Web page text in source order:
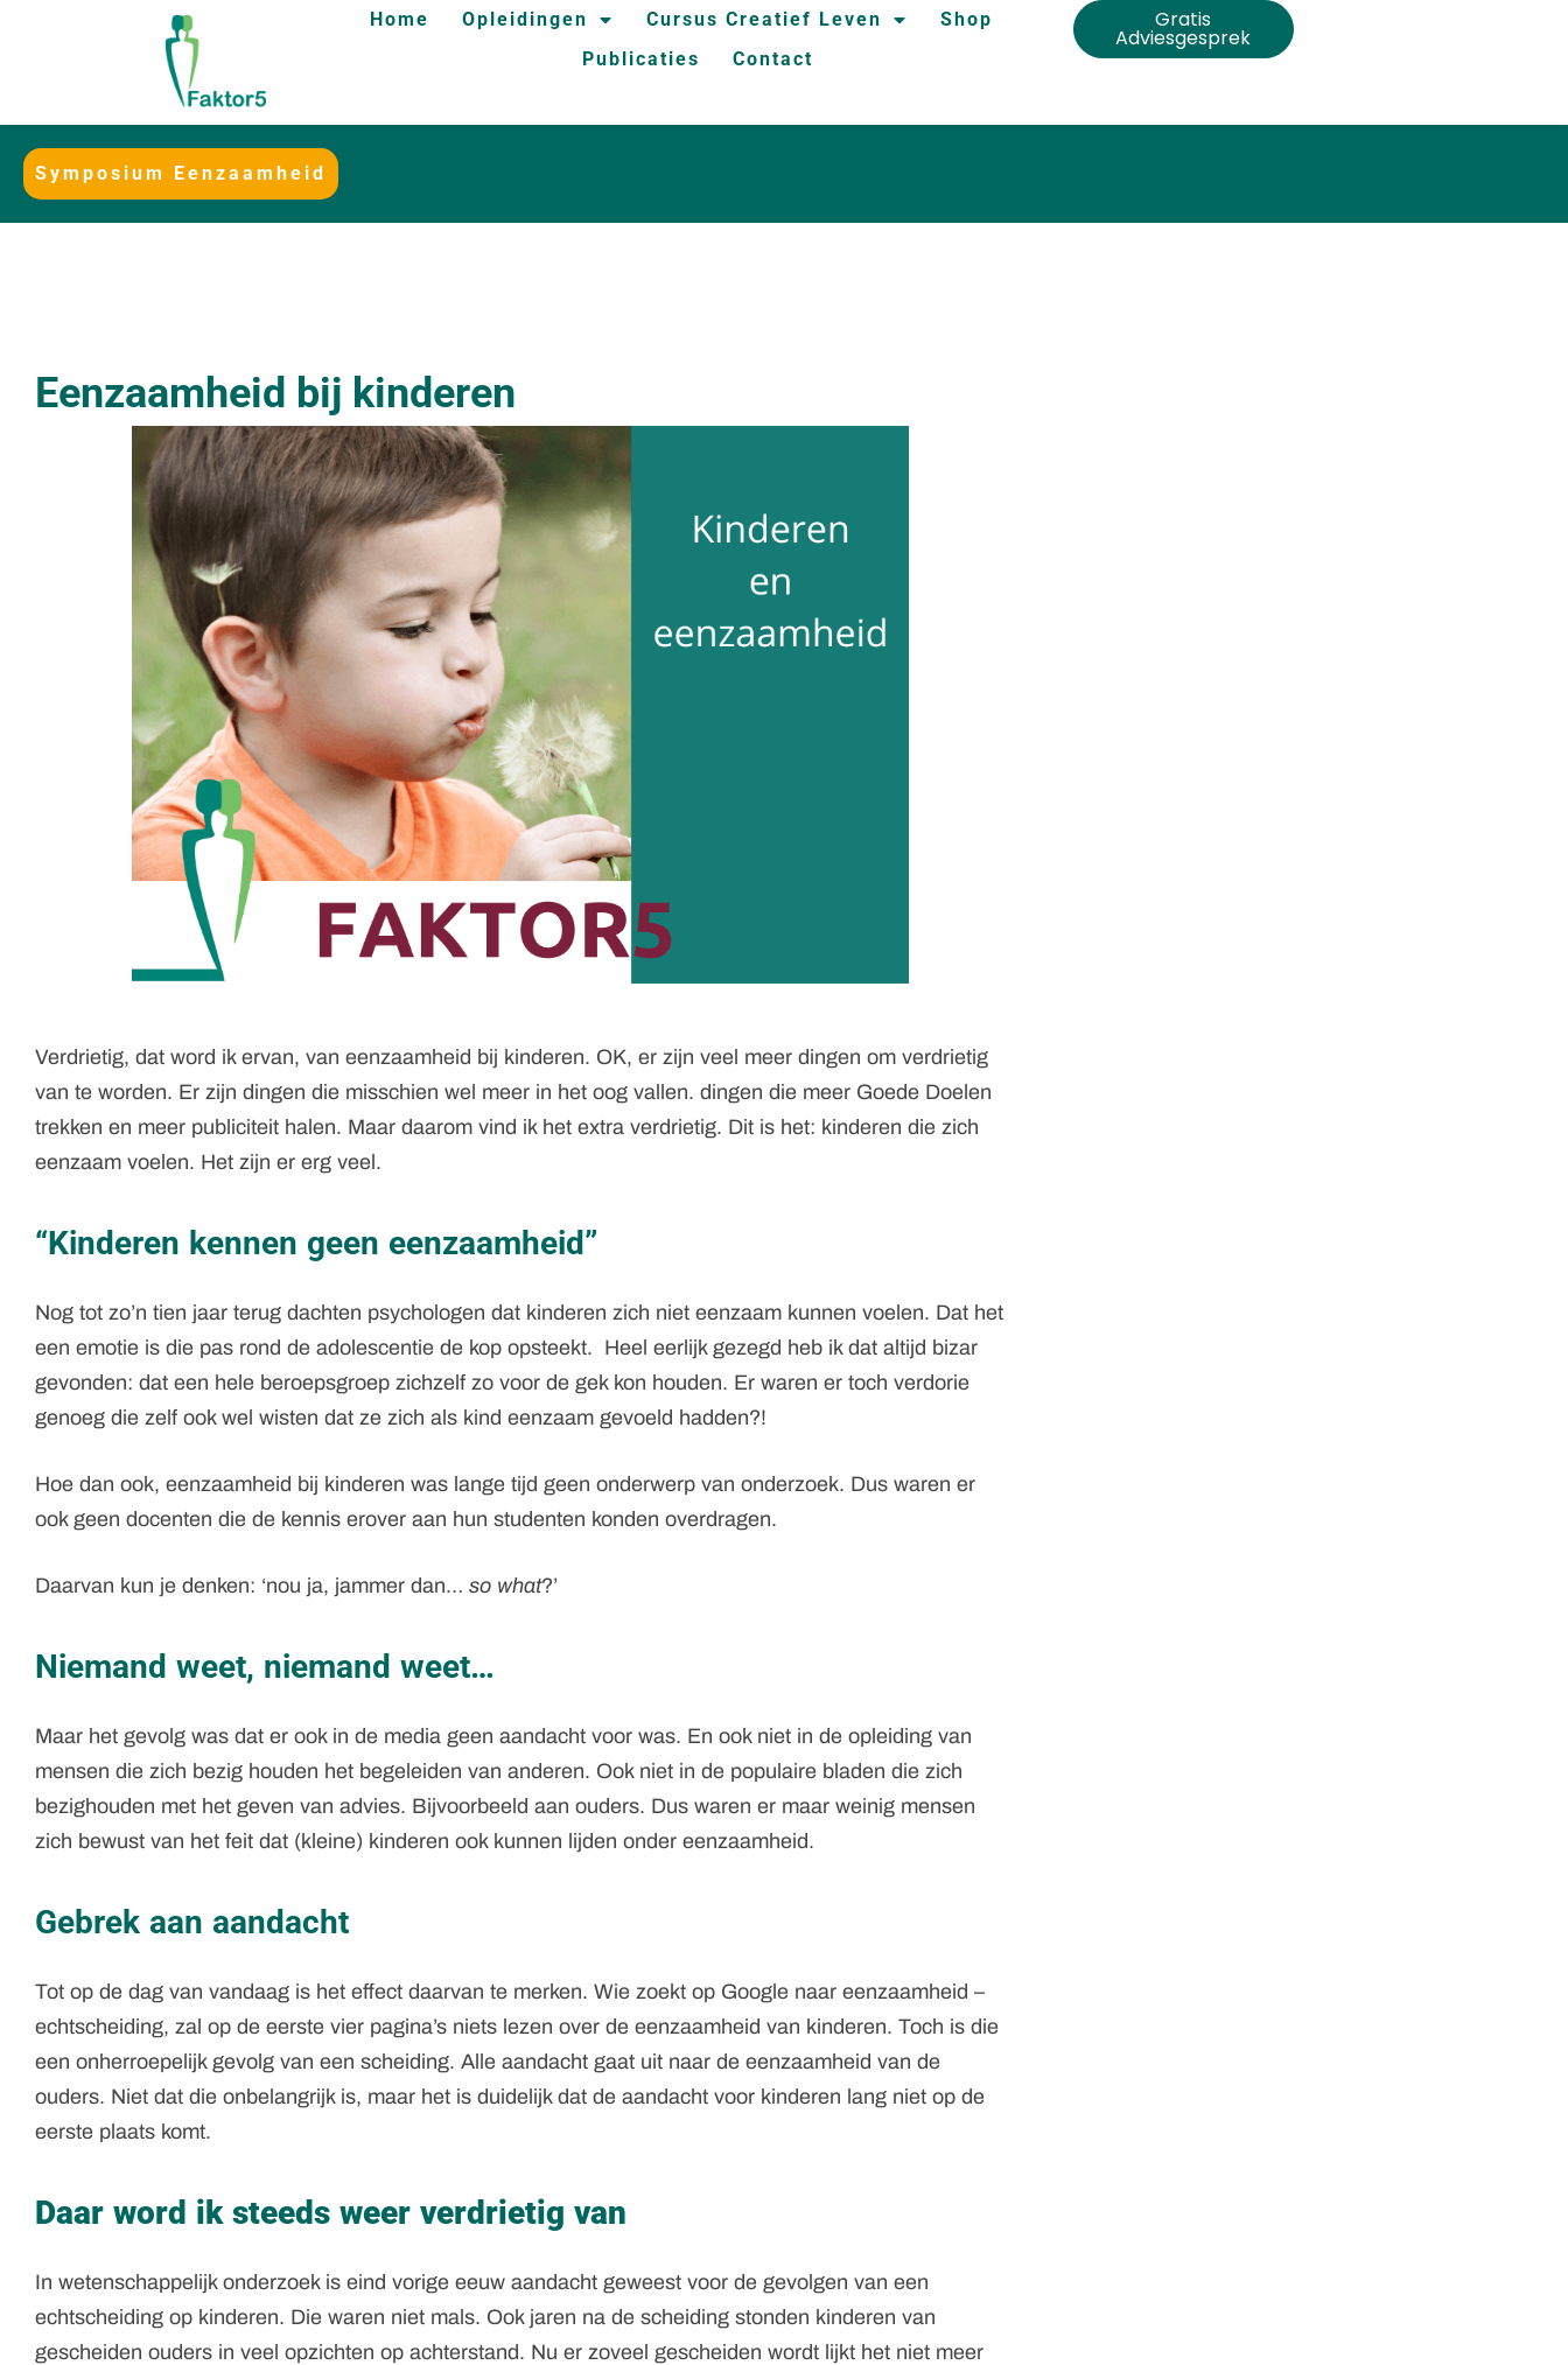
Home Opleidingen Cursus Creatief Leven
Shop
Publicaties
Contact
Gratis
Adviesgesprek
Symposium Eenzaamheid
Eenzaamheid bij kinderen
Verdrietig, dat word ik ervan, van eenzaamheid bij kinderen. OK, er zijn veel meer dingen om verdrietig
van te worden. Er zijn dingen die misschien wel meer in het oog vallen. dingen die meer Goede Doelen
trekken en meer publiciteit halen. Maar daarom vind ik het extra verdrietig. Dit is het: kinderen die zich
eenzaam voelen. Het zijn er erg veel.
“Kinderen kennen geen eenzaamheid”
Nog tot zo’n tien jaar terug dachten psychologen dat kinderen zich niet eenzaam kunnen voelen. Dat het
een emotie is die pas rond de adolescentie de kop opsteekt. Heel eerlijk gezegd heb ik dat altijd bizar
gevonden: dat een hele beroepsgroep zichzelf zo voor de gek kon houden. Er waren er toch verdorie
genoeg die zelf ook wel wisten dat ze zich als kind eenzaam gevoeld hadden?!
Hoe dan ook, eenzaamheid bij kinderen was lange tijd geen onderwerp van onderzoek. Dus waren er
ook geen docenten die de kennis erover aan hun studenten konden overdragen.
Daarvan kun je denken: ‘nou ja, jammer dan… so what?’
Niemand weet, niemand weet…
Maar het gevolg was dat er ook in de media geen aandacht voor was. En ook niet in de opleiding van
mensen die zich bezig houden het begeleiden van anderen. Ook niet in de populaire bladen die zich
bezighouden met het geven van advies. Bijvoorbeeld aan ouders. Dus waren er maar weinig mensen
zich bewust van het feit dat (kleine) kinderen ook kunnen lijden onder eenzaamheid.
Gebrek aan aandacht
Tot op de dag van vandaag is het effect daarvan te merken. Wie zoekt op Google naar eenzaamheid –
echtscheiding, zal op de eerste vier pagina’s niets lezen over de eenzaamheid van kinderen. Toch is die
een onherroepelijk gevolg van een scheiding. Alle aandacht gaat uit naar de eenzaamheid van de
ouders. Niet dat die onbelangrijk is, maar het is duidelijk dat de aandacht voor kinderen lang niet op de
eerste plaats komt.
Daar word ik steeds weer verdrietig van
In wetenschappelijk onderzoek is eind vorige eeuw aandacht geweest voor de gevolgen van een
echtscheiding op kinderen. Die waren niet mals. Ook jaren na de scheiding stonden kinderen van
gescheiden ouders in veel opzichten op achterstand. Nu er zoveel gescheiden wordt lijkt het niet meer